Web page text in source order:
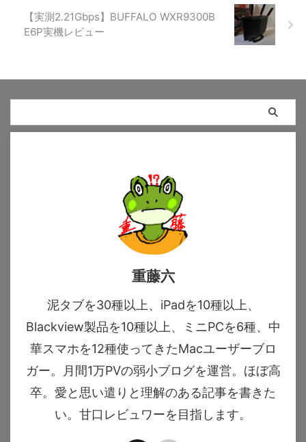
【実測2.21Gbps】BUFFALO WXR9300B
E6P実機レビュー
重藤六
泥タブを30種以上、iPadを10種以上、
Blackview製品を10種以上、ミニPCを6種、中
華スマホを12種使ってきたMacユーザーブロ
ガー。月間1万PVの弱小ブログを運営。ほぼ高
卒。愛と思い遣りと理解のある記事を書きた
い。甘口レビュワーを目指します。